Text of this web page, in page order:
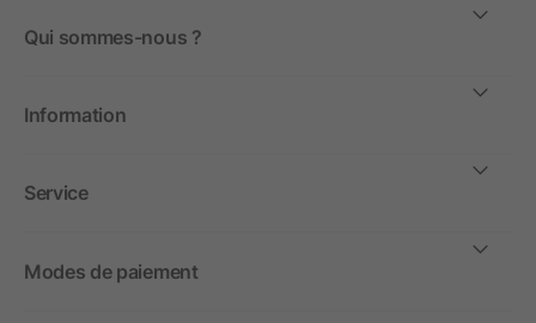
Qui sommes-nous ?
Information
Service
Modes de paiement